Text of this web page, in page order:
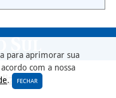
para aprimorar sua
com a nossa
. FECHAR